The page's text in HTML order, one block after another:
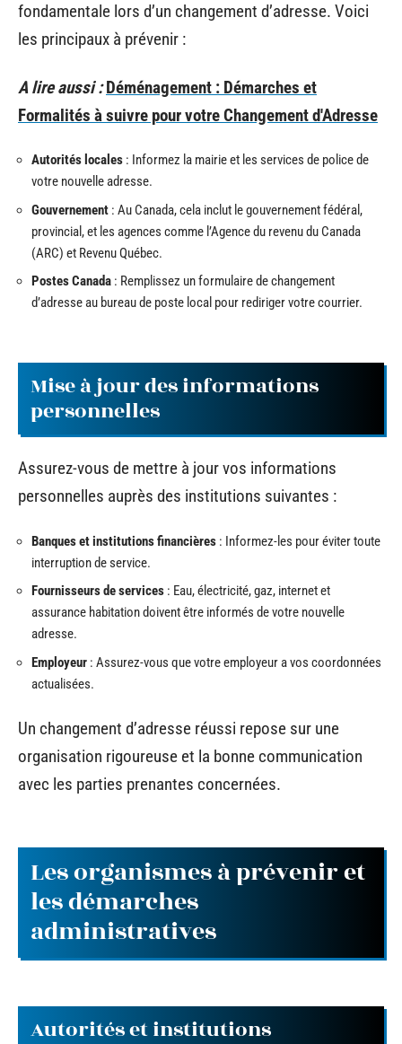
fondamentale lors d’un changement d’adresse. Voici
les principaux à prévenir :
A lire aussi : Déménagement : Démarches et
Formalités à suivre pour votre Changement d'Adresse
Autorités locales : Informez la mairie et les services de police de
votre nouvelle adresse.
Gouvernement : Au Canada, cela inclut le gouvernement fédéral,
provincial, et les agences comme l’Agence du revenu du Canada
(ARC) et Revenu Québec.
Postes Canada : Remplissez un formulaire de changement
d’adresse au bureau de poste local pour rediriger votre courrier.
Mise à jour des informations
personnelles
Assurez-vous de mettre à jour vos informations
personnelles auprès des institutions suivantes :
Banques et institutions financières : Informez-les pour éviter toute
interruption de service.
Fournisseurs de services : Eau, électricité, gaz, internet et
assurance habitation doivent être informés de votre nouvelle
adresse.
Employeur : Assurez-vous que votre employeur a vos coordonnées
actualisées.
Un changement d’adresse réussi repose sur une
organisation rigoureuse et la bonne communication
avec les parties prenantes concernées.
Les organismes à prévenir et
les démarches
administratives
Autorités et institutions